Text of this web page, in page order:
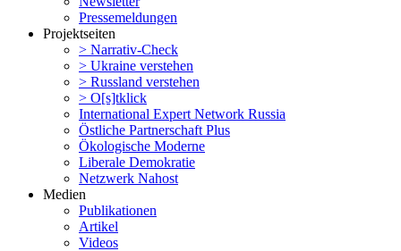
Presse­mel­dungen
Projekt­seiten
> Narrativ-Check
> Ukraine verstehen
> Russland verstehen
> O[s]tklick
Inter­na­tional Expert Network Russia
Östliche Partner­schaft Plus
Ökolo­gische Moderne
Liberale Demokratie
Netzwerk Nahost
Medien
Publi­ka­tionen
Artikel
Videos